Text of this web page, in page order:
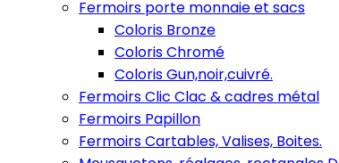
Fermoirs porte monnaie et sacs
Coloris Bronze
Coloris Chromé
Coloris Gun,noir,cuivré.
Fermoirs Clic Clac & cadres métal
Fermoirs Papillon
Fermoirs Cartables, Valises, Boites.